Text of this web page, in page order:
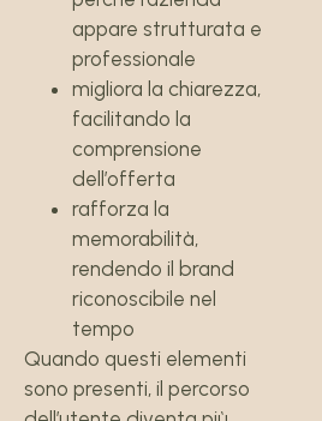
appare strutturata e
professionale
migliora la chiarezza,
facilitando la
comprensione
dell’offerta
rafforza la
memorabilità,
rendendo il brand
riconoscibile nel
tempo
Quando questi elementi
sono presenti, il percorso